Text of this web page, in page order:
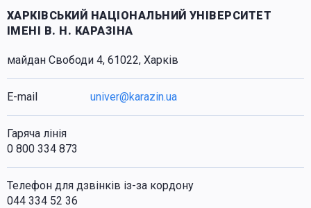
ХАРКІВСЬКИЙ НАЦІОНАЛЬНИЙ УНІВЕРСИТЕТ
ІМЕНІ В. Н. КАРАЗІНА
майдан Свободи 4, 61022, Харків
E-mail univer@karazin.ua
Гаряча лінія
0 800 334 873
Телефон для дзвінків із-за кордону
044 334 52 36